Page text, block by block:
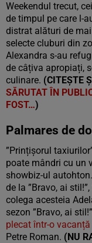
Weekendul trecut,
de timpul pe care l-
distrat alături de
selecte cluburi din
Alexandra s-au
de câțiva apropiați,
culinare. (CITEȘTE
SĂRUTAT ÎN
FOST…)
Palmares de
”Prințișorul
poate mândri cu un
showbiz-ul
de la ”Bravo, ai
colega acesteia
sezon ”Bravo, ai
plecat într-o
Petre Roman. (NU